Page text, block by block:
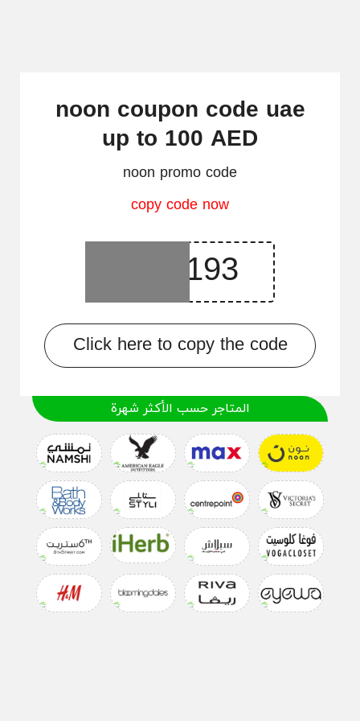
noon coupon code uae
up to 100 AED
noon promo code
copy code now
Click here to copy the code
المتاجر حسب الأكثر شهرة